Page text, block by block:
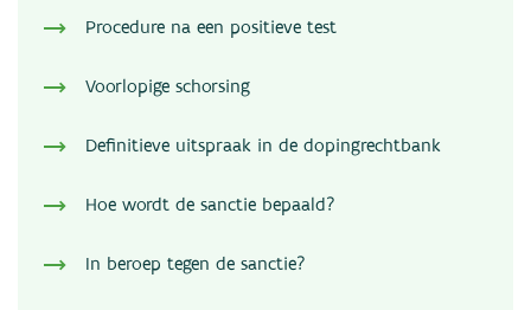
Procedure na een positieve test
Voorlopige schorsing
Definitieve uitspraak in de dopingrechtbank
Hoe wordt de sanctie bepaald?
In beroep tegen de sanctie?